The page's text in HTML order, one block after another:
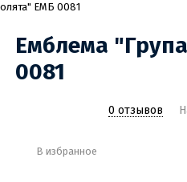
ЕМБ 0081
Емблема
0081
0 отзывов
В избранное